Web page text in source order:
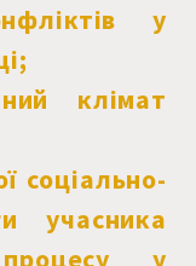
у
клімат
соціально-
учасника
процесу у